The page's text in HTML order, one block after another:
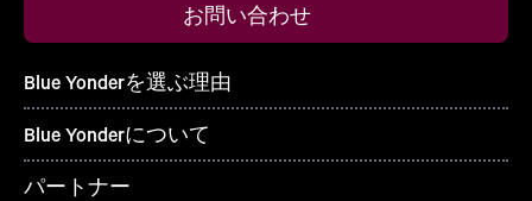
お問い合わせ
Blue Yonderを選ぶ理由
Blue Yonderについて
パートナー